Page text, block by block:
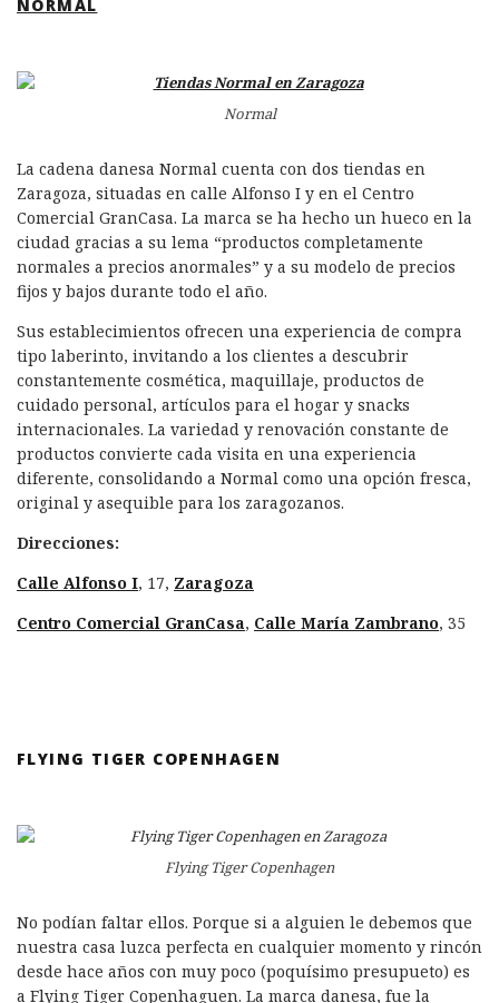
NORMAL
Normal
La cadena danesa Normal cuenta con dos tiendas en
Zaragoza, situadas en calle Alfonso I y en el Centro
Comercial GranCasa. La marca se ha hecho un hueco en la
ciudad gracias a su lema “productos completamente
normales a precios anormales” y a su modelo de precios
fijos y bajos durante todo el año.
Sus establecimientos ofrecen una experiencia de compra
tipo laberinto, invitando a los clientes a descubrir
constantemente cosmética, maquillaje, productos de
cuidado personal, artículos para el hogar y snacks
internacionales. La variedad y renovación constante de
productos convierte cada visita en una experiencia
diferente, consolidando a Normal como una opción fresca,
original y asequible para los zaragozanos.
Direcciones:
Calle Alfonso I, 17, Zaragoza
Centro Comercial GranCasa, Calle María Zambrano, 35
FLYING TIGER COPENHAGEN
Flying Tiger Copenhagen
No podían faltar ellos. Porque si a alguien le debemos que
nuestra casa luzca perfecta en cualquier momento y rincón
desde hace años con muy poco (poquísimo presupueto) es
a Flying Tiger Copenhaguen. La marca danesa, fue la